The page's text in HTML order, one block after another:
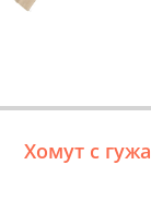
Хомут с